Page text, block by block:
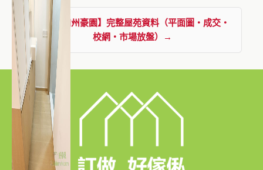
查看【加州豪園】完整屋苑資料（平面圖・成交・
校網・市場放盤）→